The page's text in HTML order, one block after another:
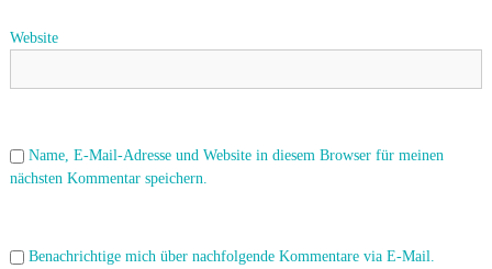
i
o
n
Website
Name, E-Mail-Adresse und Website in diesem Browser für meinen
nächsten Kommentar speichern.
Benachrichtige mich über nachfolgende Kommentare via E-Mail.